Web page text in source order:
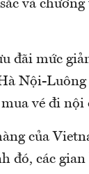
và
đãi mức
Nội-Luông
vé đi nội
của
đó, các